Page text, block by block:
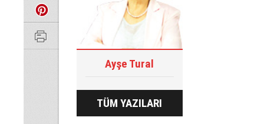
Ayşe Tural
TÜM YAZILARI